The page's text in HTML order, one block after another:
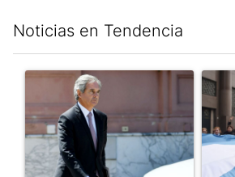
Noticias en Tendencia
Un artículo de tendencia con el título
Un